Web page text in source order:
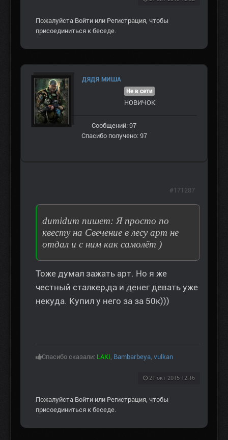
Пожалуйста Войти или Регистрация , чтобы
присоединиться к беседе.
ДЯДЯ МИША
Не в сети
НОВИЧОК
Сообщений: 97
Спасибо получено: 97
dumidum пишет: Я просто по
квесту на Свечение в лесу арт не
отдал и с ним как самолёт )
Тоже думал зажать арт. Но я же
честный сталкер,да и денег девать уже
некуда. Купил у него за за 50к)))
Спасибо сказали: LAKI Bambarbeya vulkan
21 окт 2015 12:16
#171287
Пожалуйста Войти или Регистрация , чтобы
присоединиться к беседе.